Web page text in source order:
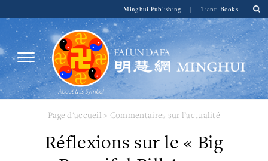
Minghui Publishing | Tianti Books
Page d'accueil > Commentaires sur l’actualité
Réflexions sur le « Big